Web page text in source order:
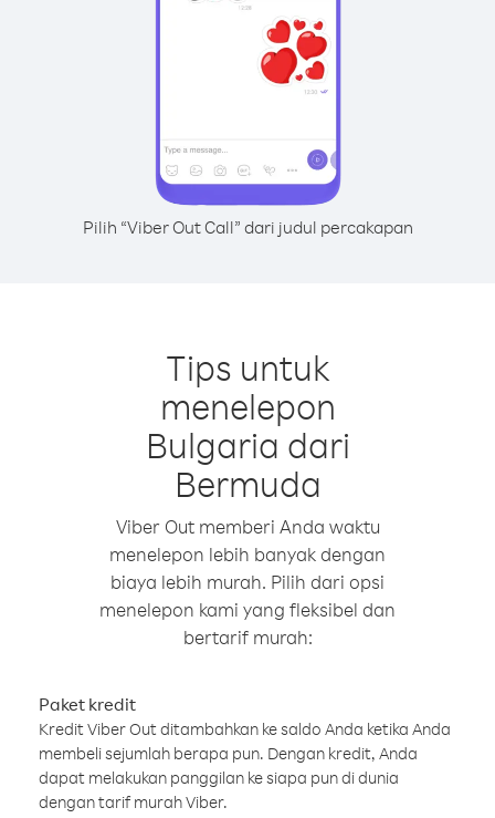
Pilih “Viber Out Call” dari judul percakapan
Tips untuk
menelepon
Bulgaria dari
Bermuda
Viber Out memberi Anda waktu
menelepon lebih banyak dengan
biaya lebih murah. Pilih dari opsi
menelepon kami yang fleksibel dan
bertarif murah:
Paket kredit
Kredit Viber Out ditambahkan ke saldo Anda ketika Anda
membeli sejumlah berapa pun. Dengan kredit, Anda
dapat melakukan panggilan ke siapa pun di dunia
dengan tarif murah Viber.